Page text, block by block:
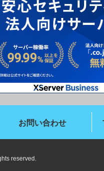
お問い合わせ
reserved.